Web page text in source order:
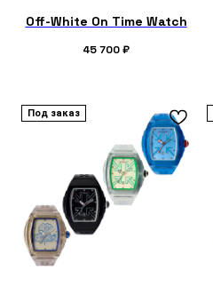
Off-White On Time Watch
45 700₽
Под заказ